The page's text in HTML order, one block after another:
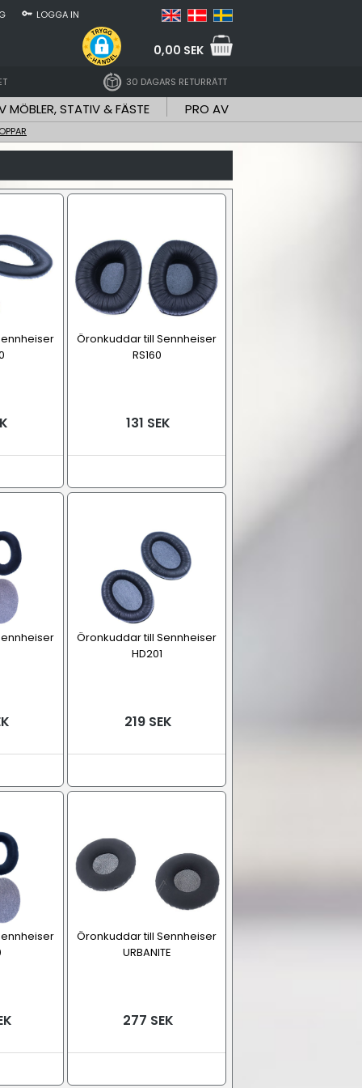
LOGGA IN
0,00 SEK
30 DAGARS RETURRÄTT
MÖBLER, STATIV & FÄSTE PRO AV
Öronkuddar till Sennheiser
RS160
131 SEK
Öronkuddar till Sennheiser
HD201
219 SEK
Öronkuddar till Sennheiser
URBANITE
277 SEK